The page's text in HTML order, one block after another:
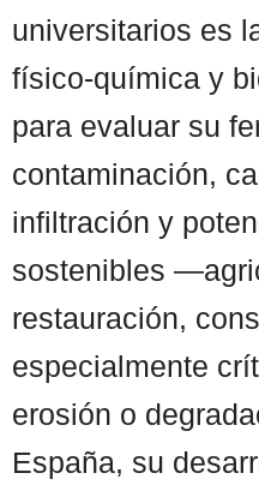
universitarios es
físico-química y
para evaluar su
contaminación,
infiltración y
sostenibles
restauración,
especialmente
erosión o
España, su